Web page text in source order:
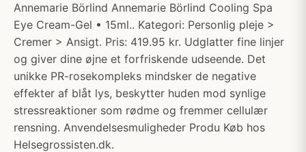
Annemarie Börlind Annemarie Börlind Cooling Spa
Eye Cream-Gel • 15ml.. Kategori: Personlig pleje >
Cremer > Ansigt. Pris: 419.95 kr. Udglatter fine linjer
og giver dine øjne et forfriskende udseende. Det
unikke PR-rosekompleks mindsker de negative
effekter af blåt lys, beskytter huden mod synlige
stressreaktioner som rødme og fremmer cellulær
rensning. Anvendelsesmuligheder Produ Køb hos
Helsegrossisten.dk.